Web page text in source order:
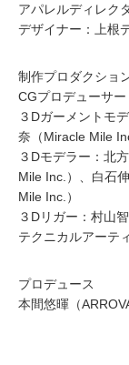
アパレルディレク
デザイナー：上根
制作プロダクショ
CGプロデューサー
３Dガーメントモ
奈（Miracle Mile
３Dモデラー：北
Mile Inc.）、白石
Mile Inc.）
３Dリガー：村山
テクニカルアーテ
プロデュース
本間悠暉（